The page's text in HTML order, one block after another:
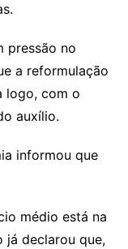
pressão no
a reformulação
logo, com o
auxílio.
informou que
médio está na
já declarou que,